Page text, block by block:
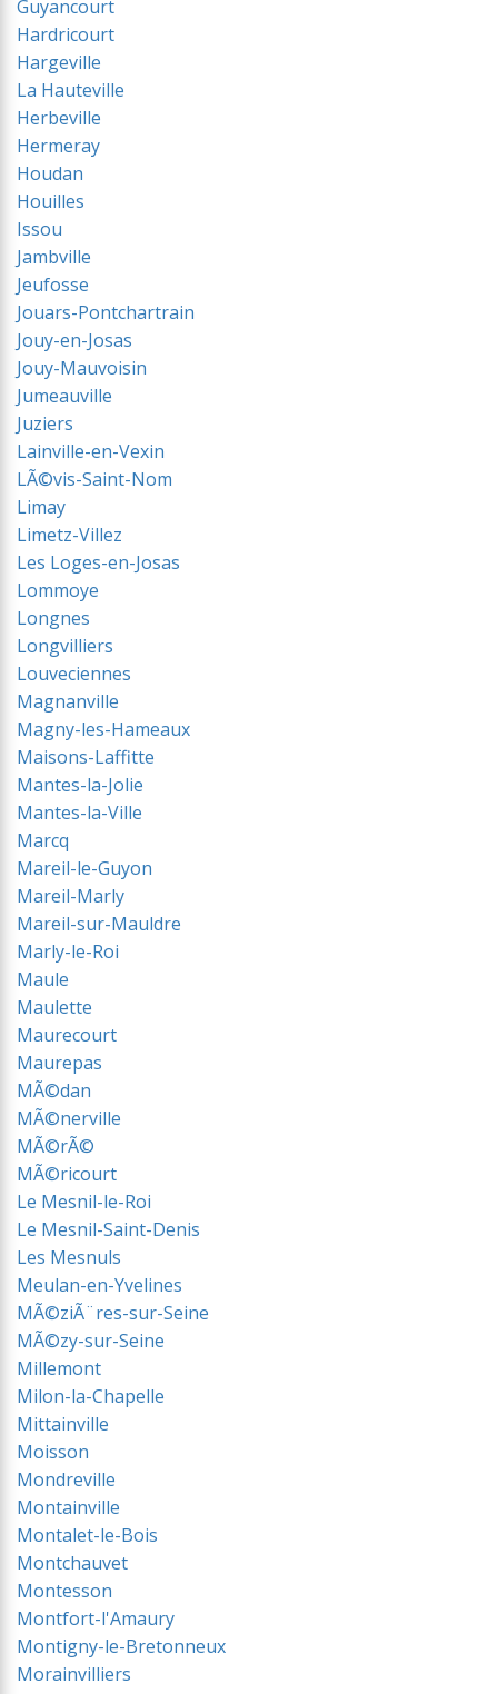
Guyancourt
Hardricourt
Hargeville
La Hauteville
Herbeville
Hermeray
Houdan
Houilles
Issou
Jambville
Jeufosse
Jouars-Pontchartrain
Jouy-en-Josas
Jouy-Mauvoisin
Jumeauville
Juziers
Lainville-en-Vexin
LÃ©vis-Saint-Nom
Limay
Limetz-Villez
Les Loges-en-Josas
Lommoye
Longnes
Longvilliers
Louveciennes
Magnanville
Magny-les-Hameaux
Maisons-Laffitte
Mantes-la-Jolie
Mantes-la-Ville
Marcq
Mareil-le-Guyon
Mareil-Marly
Mareil-sur-Mauldre
Marly-le-Roi
Maule
Maulette
Maurecourt
Maurepas
MÃ©dan
MÃ©nerville
MÃ©rÃ©
MÃ©ricourt
Le Mesnil-le-Roi
Le Mesnil-Saint-Denis
Les Mesnuls
Meulan-en-Yvelines
MÃ©ziÃ¨res-sur-Seine
MÃ©zy-sur-Seine
Millemont
Milon-la-Chapelle
Mittainville
Moisson
Mondreville
Montainville
Montalet-le-Bois
Montchauvet
Montesson
Montfort-l'Amaury
Montigny-le-Bretonneux
Morainvilliers